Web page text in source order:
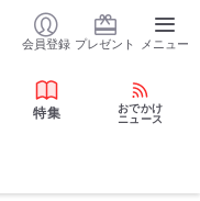
会員登録 プレゼント メニュー
特集
おでかけ
ニュース